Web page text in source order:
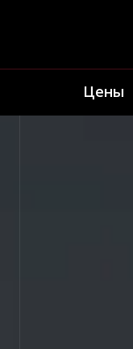
Цены